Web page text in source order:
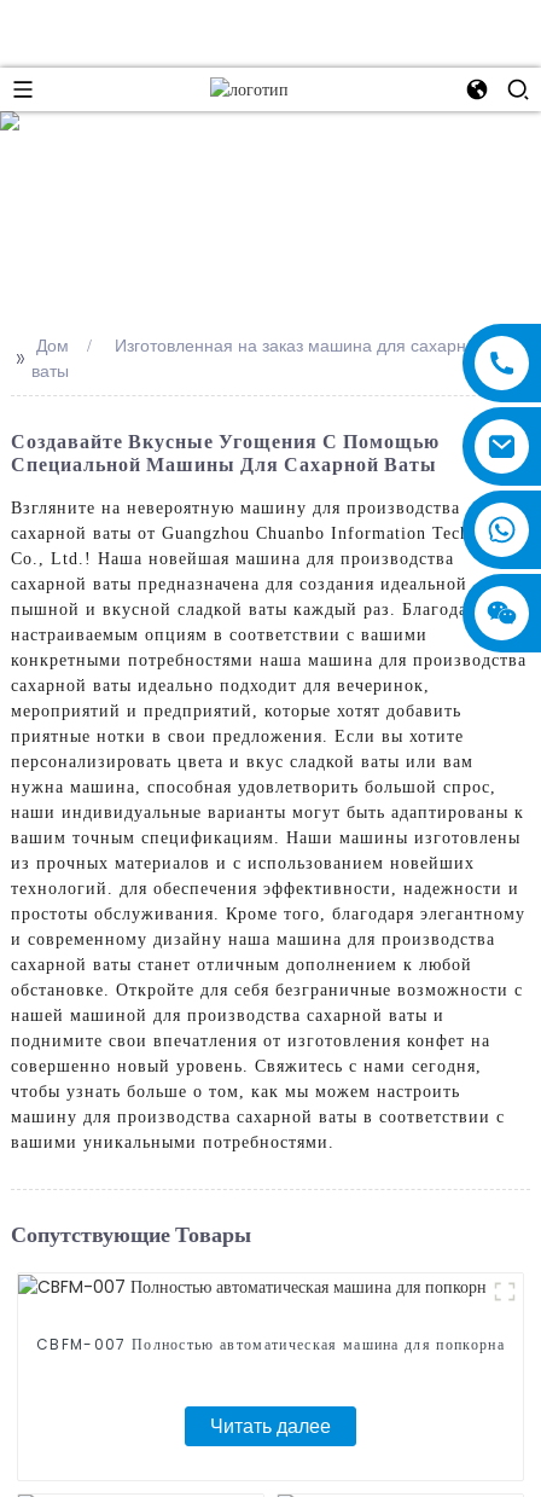
>> Дом
Изготовленная на заказ машина для сахарной
ваты
Создавайте Вкусные Угощения С Помощью
Специальной Машины Для Сахарной Ваты
Взгляните на невероятную машину для производства
сахарной ваты от Guangzhou Chuanbo Information Technology
Co., Ltd.! Наша новейшая машина для производства
сахарной ваты предназначена для создания идеальной
пышной и вкусной сладкой ваты каждый раз. Благодаря
настраиваемым опциям в соответствии с вашими
конкретными потребностями наша машина для производства
сахарной ваты идеально подходит для вечеринок,
мероприятий и предприятий, которые хотят добавить
приятные нотки в свои предложения. Если вы хотите
персонализировать цвета и вкус сладкой ваты или вам
нужна машина, способная удовлетворить большой спрос,
наши индивидуальные варианты могут быть адаптированы к
вашим точным спецификациям. Наши машины изготовлены
из прочных материалов и с использованием новейших
технологий. для обеспечения эффективности, надежности и
простоты обслуживания. Кроме того, благодаря элегантному
и современному дизайну наша машина для производства
сахарной ваты станет отличным дополнением к любой
обстановке. Откройте для себя безграничные возможности с
нашей машиной для производства сахарной ваты и
поднимите свои впечатления от изготовления конфет на
совершенно новый уровень. Свяжитесь с нами сегодня,
чтобы узнать больше о том, как мы можем настроить
машину для производства сахарной ваты в соответствии с
вашими уникальными потребностями.
Сопутствующие Товары
CBFM-007 Полностью автоматическая машина для попкорна
Читать далее